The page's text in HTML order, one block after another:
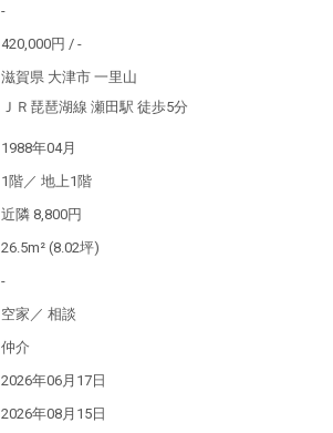
-
420,000円 / -
滋賀県 大津市 一里山
ＪＲ琵琶湖線 瀬田駅 徒歩5分
1988年04月
1階／ 地上1階
近隣 8,800円
26.5m² (8.02坪)
-
空家／ 相談
仲介
2026年06月17日
2026年08月15日